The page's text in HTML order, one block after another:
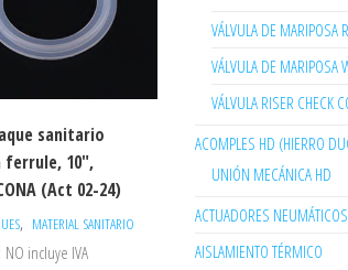
sanitario
ferrule, 10″,
(Act 02-24)
, MATERIAL SANITARIO
NO incluye IVA
VÁLVULA DE MARIPOSA
VÁLVULA DE MARIPOSA
VÁLVULA RISER CHECK
ACOMPLES HD (HIERRO
UNIÓN MECÁNICA HD
ACTUADORES
AISLAMIENTO TÉRMICO